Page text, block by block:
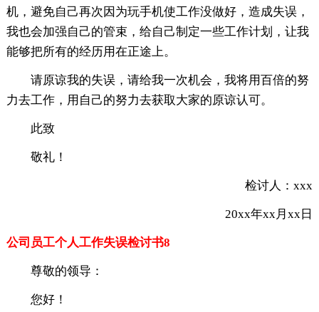
机，避免自己再次因为玩手机使工作没做好，造成失误，
我也会加强自己的管束，给自己制定一些工作计划，让我
能够把所有的经历用在正途上。
请原谅我的失误，请给我一次机会，我将用百倍的努
力去工作，用自己的努力去获取大家的原谅认可。
此致
敬礼！
检讨人：xxx
20xx年xx月xx日
公司员工个人工作失误检讨书8
尊敬的领导：
您好！